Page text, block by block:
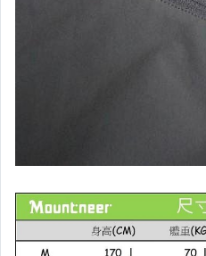
├ BD 頭 燈．營燈
└ Petzl 頭 燈